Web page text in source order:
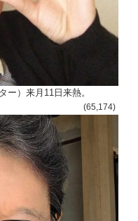
ー）来月11日来熱。
(65,174)